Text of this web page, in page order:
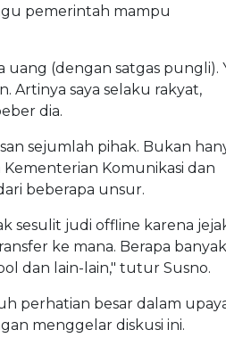
pemerintah mampu
uang (dengan satgas pungli).
Artinya saya selaku rakyat,
dia.
sejumlah pihak. Bukan
Komunikasi dan
beberapa unsur.
sesulit judi offline karena
ke mana. Berapa
dan lain-lain," tutur Susno.
perhatian besar dalam
menggelar diskusi ini.